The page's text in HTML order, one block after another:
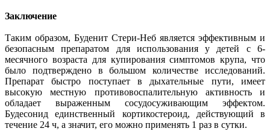
Заключение
Таким образом, Буденит Стери-Неб является эффективным и
безопасным препаратом для использования у детей с 6-
месячного возраста для купирования симптомов крупа, что
было подтверждено в большом количестве исследований.
Препарат быстро поступает в дыхательные пути, имеет
высокую местную противовоспалительную активность и
обладает выраженным сосудосуживающим эффектом.
Будесонид единственный кортикостероид, действующий в
течение 24 ч, а значит, его можно применять 1 раз в сутки.